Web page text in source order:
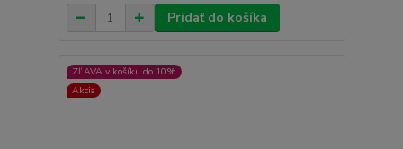
Pridať do košíka
ZĽAVA v košíku do 10%
Akcia